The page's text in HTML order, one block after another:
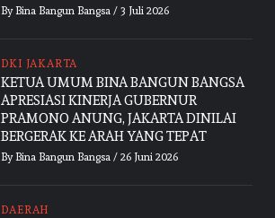
By Bina Bangun Bangsa/ 3 Juli 2026
DKI JAKARTA
KETUA UMUM BINA BANGUN BANGSA
APRESIASI KINERJA GUBERNUR
PRAMONO ANUNG, JAKARTA DINILAI
BERGERAK KE ARAH YANG TEPAT
By Bina Bangun Bangsa/ 26 Juni 2026
DAERAH